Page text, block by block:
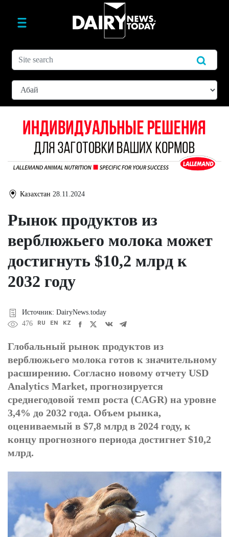
Казахстан 28.11.2024
Рынок продуктов из
верблюжьего молока может
достигнуть $10,2 млрд к
2032 году
Источник: DairyNews.today
476
RU EN KZ
Глобальный рынок продуктов из
верблюжьего молока готов к значительному
расширению. Согласно новому отчету USD
Analytics Market, прогнозируется
среднегодовой темп роста (CAGR) на уровне
3,4% до 2032 года. Объем рынка,
оцениваемый в $7,8 млрд в 2024 году, к
концу прогнозного периода достигнет $10,2
млрд.